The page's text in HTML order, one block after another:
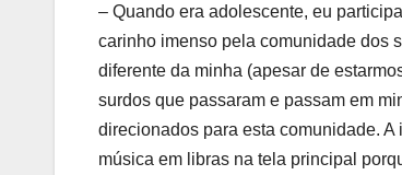
– Quando era adolescente, eu
carinho imenso pela comunidade dos
diferente da minha (apesar de
surdos que passaram e passam em
direcionados para esta comunidade.
música em libras na tela principal